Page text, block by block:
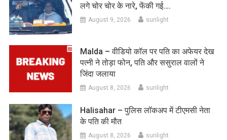
लगे चोर चोर के नारे, फेंकी गई….
August 9, 2026 sunlight
Malda – वीडियो कॉल पर पति का अफेयर देख
पत्नी ने तोड़ा फोन, पति और ससुराल वालों ने
जिंदा जलाया
August 8, 2026 sunlight
Halisahar – पुलिस लॉकअप में टीएमसी नेता
के पति की मौत
August 8, 2026 sunlight